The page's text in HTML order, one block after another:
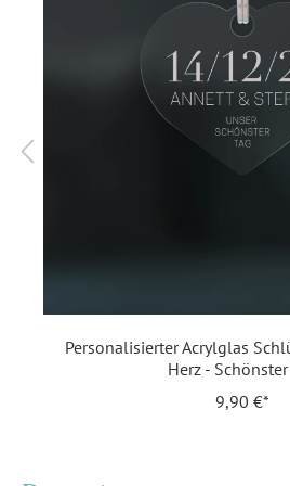
Inklusiv-Leistungen: Inkl.
EAN:
Personalisierter Acrylglas
Herz - Schönster
9,90 €*